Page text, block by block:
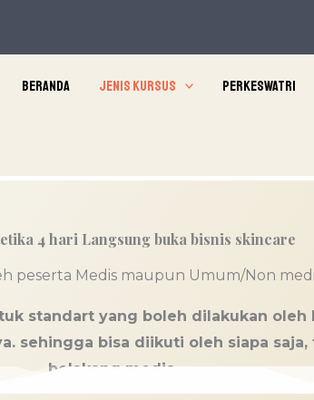
Beranda Jenis Kursus Perkeswatri
4 hari Langsung buka bisnis skincare
peserta Medis maupun Umum/Non
standart yang boleh dilakukan oleh
sehingga bisa diikuti oleh siapa saja,
belakang medis